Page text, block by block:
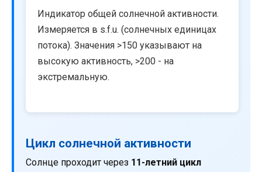
Индикатор общей солнечной активности.
Измеряется в s.f.u. (солнечных единицах
потока). Значения >150 указывают на
высокую активность, >200 - на
экстремальную.
Цикл солнечной активности
Солнце проходит через 11-летний цикл